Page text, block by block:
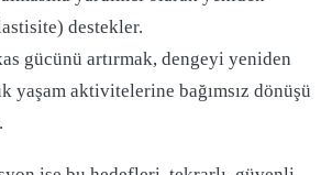
destekler.
gücünü artırmak, dengeyi yeniden
yaşam aktivitelerine bağımsız dönüşü